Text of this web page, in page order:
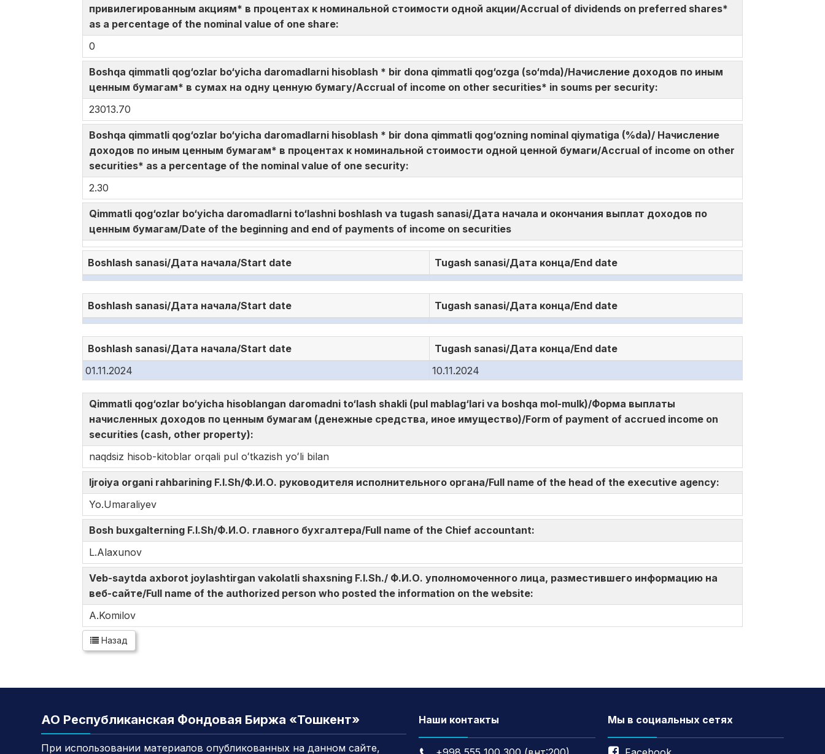
привилегированным акциям* в процентах к номинальной стоимости одной акции/Accrual of dividends on preferred shares*
as a percentage of the nominal value of one share:
0
Boshqa qimmatli qog‘ozlar bo‘yicha daromadlarni hisoblash * bir dona qimmatli qog‘ozga (so‘mda)/Начисление доходов по иным
ценным бумагам* в сумах на одну ценную бумагу/Accrual of income on other securities* in soums per security:
23013.70
Boshqa qimmatli qog‘ozlar bo‘yicha daromadlarni hisoblash * bir dona qimmatli qog‘ozning nominal qiymatiga (%da)/ Начисление
доходов по иным ценным бумагам* в процентах к номинальной стоимости одной ценной бумаги/Accrual of income on other
securities* as a percentage of the nominal value of one security:
2.30
Qimmatli qog‘ozlar bo‘yicha daromadlarni to‘lashni boshlash va tugash sanasi/Дата начала и окончания выплат доходов по
ценным бумагам/Date of the beginning and end of payments of income on securities
Boshlash sanasi/Дата начала/Start date Tugash sanasi/Дата конца/End date
Boshlash sanasi/Дата начала/Start date Tugash sanasi/Дата конца/End date
Boshlash sanasi/Дата начала/Start date
Tugash sanasi/Дата конца/End date
01.11.2024
10.11.2024
Qimmatli qog‘ozlar bo‘yicha hisoblangan daromadni to‘lash shakli (pul mablag‘lari va boshqa mol-mulk)/Форма выплаты
начисленных доходов по ценным бумагам (денежные средства, иное имущество)/Form of payment of accrued income on
securities (cash, other property):
naqdsiz hisob-kitoblar orqali pul oʻtkazish yoʻli bilan
Ijroiya organi rahbarining F.I.Sh/Ф.И.О. руководителя исполнительного органа/Full name of the head of the executive agency:
Yo.Umaraliyev
Bosh buxgalterning F.I.Sh/Ф.И.О. главного бухгалтера/Full name of the Chief accountant:
L.Alaxunov
Veb-saytda axborot joylashtirgan vakolatli shaxsning F.I.Sh./ Ф.И.О. уполномоченного лица, разместившего информацию на
веб-сайте/Full name of the authorized person who posted the information on the website:
A.Komilov
Назад
АО Республиканская Фондовая Биржа «Тошкент»
При использовании материалов опубликованных на данном сайте,
Наши контакты Мы в социальных сетях